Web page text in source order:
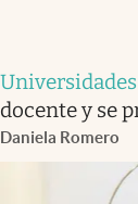
Universidades
docente y se
Daniela Romero